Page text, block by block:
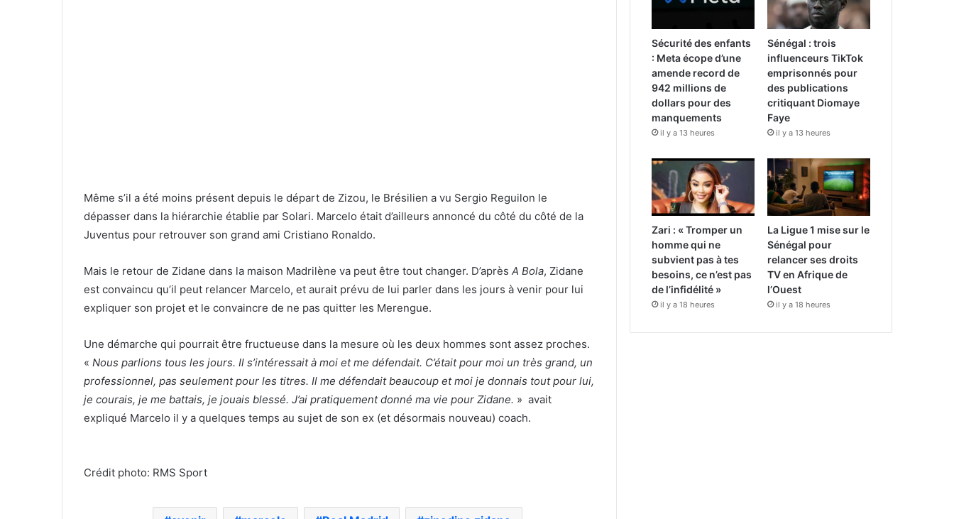
Même s’il a été moins présent depuis le départ de Zizou, le Brésilien a vu Sergio Reguilon le
dépasser dans la hiérarchie établie par Solari. Marcelo était d’ailleurs annoncé du côté du côté de la
Juventus pour retrouver son grand ami Cristiano Ronaldo.
Mais le retour de Zidane dans la maison Madrilène va peut être tout changer. D’après A Bola, Zidane
est convaincu qu’il peut relancer Marcelo, et aurait prévu de lui parler dans les jours à venir pour lui
expliquer son projet et le convaincre de ne pas quitter les Merengue.
Une démarche qui pourrait être fructueuse dans la mesure où les deux hommes sont assez proches.
« Nous parlions tous les jours. Il s’intéressait à moi et me défendait. C’était pour moi un très grand, un
professionnel, pas seulement pour les titres. Il me défendait beaucoup et moi je donnais tout pour lui,
je courais, je me battais, je jouais blessé. J’ai pratiquement donné ma vie pour Zidane. » avait
expliqué Marcelo il y a quelques temps au sujet de son ex (et désormais nouveau) coach.
Crédit photo: RMS Sport
Sécurité des enfants
: Meta écope d’une
amende record de
942 millions de
dollars pour des
manquements
il y a 13 heures
Sénégal : trois
influenceurs TikTok
emprisonnés pour
des publications
critiquant Diomaye
Faye
il y a 13 heures
Zari : « Tromper un
homme qui ne
subvient pas à tes
besoins, ce n’est pas
de l’infidélité »
il y a 18 heures
La Ligue 1 mise sur le
Sénégal pour
relancer ses droits
TV en Afrique de
l’Ouest
il y a 18 heures